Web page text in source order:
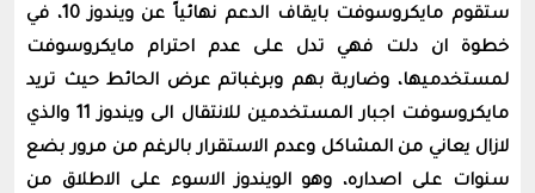
ستقوم مايكروسوفت بايقاف الدعم نهائياً عن ويندوز 10، في
خطوة ان دلت فهي تدل على عدم احترام مايكروسوفت
لمستخدميها، وضاربة بهم وبرغباتم عرض الحائط حيث تريد
مايكروسوفت اجبار المستخدمين للانتقال الى ويندوز 11 والذي
لازال يعاني من المشاكل وعدم اﻻستقرار بالرغم من مرور بضع
سنوات على اصداره، وهو الويندوز اﻻسوء على اﻻطلاق من